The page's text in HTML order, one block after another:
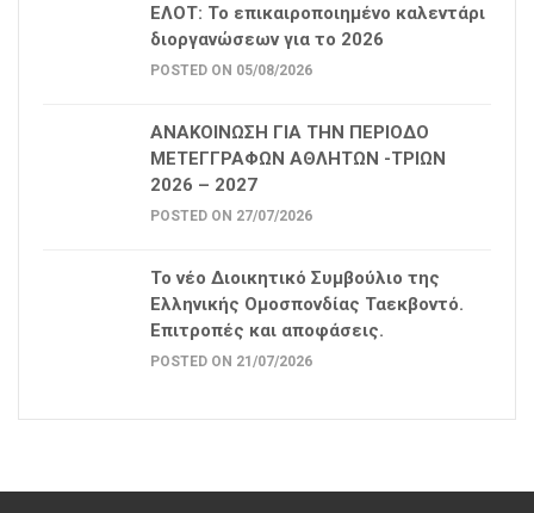
ΕΛΟΤ: Το επικαιροποιημένο καλεντάρι
διοργανώσεων για το 2026
POSTED ON 05/08/2026
ΑΝΑΚΟΙΝΩΣΗ ΓΙΑ ΤΗΝ ΠΕΡΙΟΔΟ
ΜΕΤΕΓΓΡΑΦΩΝ ΑΘΛΗΤΩΝ -ΤΡΙΩΝ
2026 – 2027
POSTED ON 27/07/2026
Το νέο Διοικητικό Συμβούλιο της
Ελληνικής Ομοσπονδίας Ταεκβοντό.
Επιτροπές και αποφάσεις.
POSTED ON 21/07/2026